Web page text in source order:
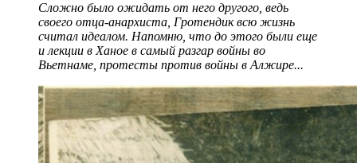
Сложно было ожидать от него другого, ведь
своего отца-анархиста, Гротендик всю жизнь
считал идеалом. Напомню, что до этого были еще
и лекции в Ханое в самый разгар войны во
Вьетнаме, протесты против войны в Алжире...